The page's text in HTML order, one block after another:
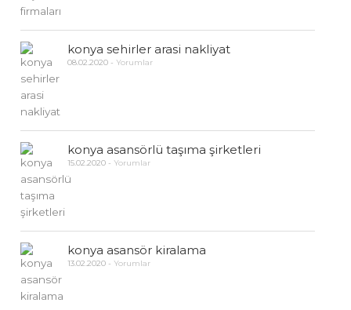
konya sehirler arasi nakliyat
08.02.2020 - Yorumlar
konya asansörlü taşıma şirketleri
15.02.2020 - Yorumlar
konya asansör kiralama
13.02.2020 - Yorumlar